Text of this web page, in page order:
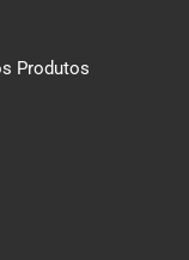
Produtos